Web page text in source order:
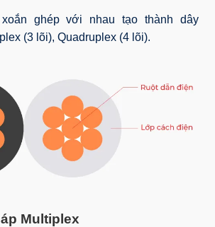
ghép với nhau tạo thành dây
(3 lõi), Quadruplex (4 lõi).
Multiplex